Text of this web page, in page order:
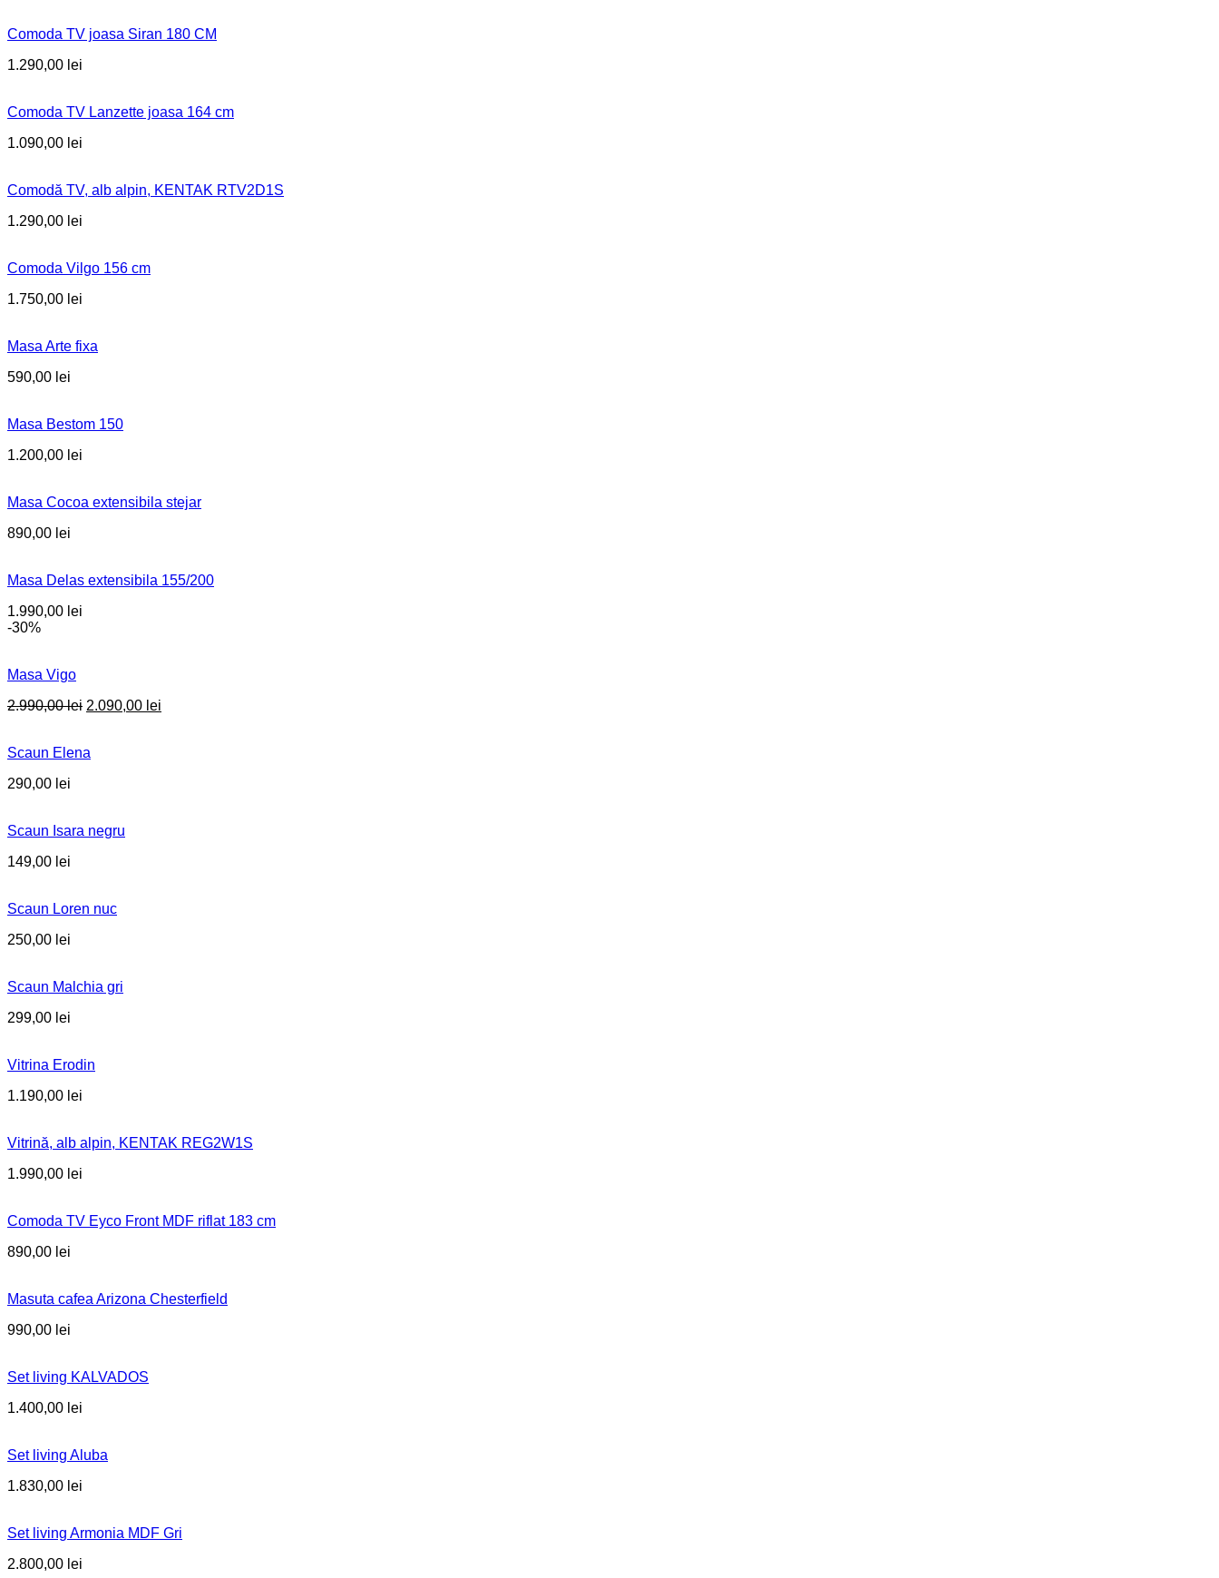
Comoda TV joasa Siran 180 CM
1.290,00 lei
Comoda TV Lanzette joasa 164 cm
1.090,00 lei
Comodă TV, alb alpin, KENTAK RTV2D1S
1.290,00 lei
Comoda Vilgo 156 cm
1.750,00 lei
Masa Arte fixa
590,00 lei
Masa Bestom 150
1.200,00 lei
Masa Cocoa extensibila stejar
890,00 lei
Masa Delas extensibila 155/200
1.990,00 lei
-30%
Masa Vigo
2.990,00lei Original
2.990,00 lei.
2.090,00 lei
Scaun Elena
290,00 lei
Scaun Isara negru
149,00 lei
Scaun Loren nuc
250,00 lei
Scaun Malchia gri
299,00 lei
Vitrina Erodin
1.190,00 lei
Vitrină, alb alpin, KENTAK REG2W1S
1.990,00 lei
Comoda TV Eyco Front MDF riflat 183 cm
890,00 lei
Masuta cafea Arizona Chesterfield
990,00 lei
Set living KALVADOS
1.400,00 lei
Set living Aluba
1.830,00 lei
Set living Armonia MDF Gri
2.800,00 lei